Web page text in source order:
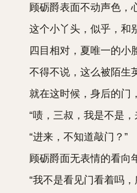
顾砺爵表面不动声色，心
这个小丫头，似乎，和别
四目相对，夏唯一的小脸
不得不说，这么被陌生英
就在这时候，身后的门，
“啧，三叔，我是不是，
“进来，不知道敲门？”
顾砺爵面无表情的看向年
“我不是看见门看着吗，